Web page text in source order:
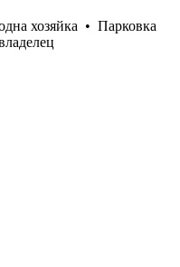
хозяйка • Парковка